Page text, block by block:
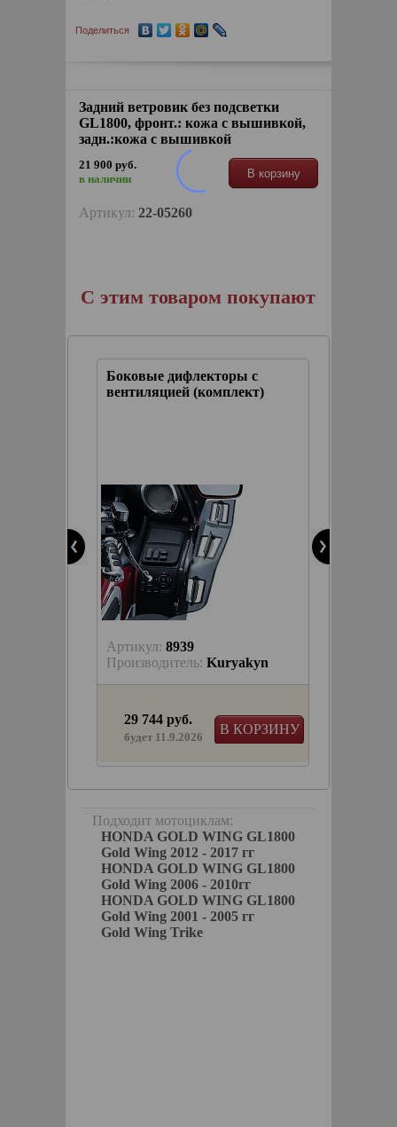
Поделиться
Задний ветровик без подсветки
GL1800, фронт.: кожа с вышивкой,
задн.:кожа с вышивкой
21 900 руб.
в наличии
В корзину
Артикул: 22-05260
С этим товаром покупают
Боковые дифлекторы с
вентиляцией (комплект)
Артикул: 8939
Производитель: Kuryakyn
В КОРЗИНУ
29 744 руб.
будет 11.9.2026
Подходит мотоциклам:
HONDA GOLD WING GL1800
Gold Wing 2012 - 2017 гг
HONDA GOLD WING GL1800
Gold Wing 2006 - 2010гг
HONDA GOLD WING GL1800
Gold Wing 2001 - 2005 гг
Gold Wing Trike